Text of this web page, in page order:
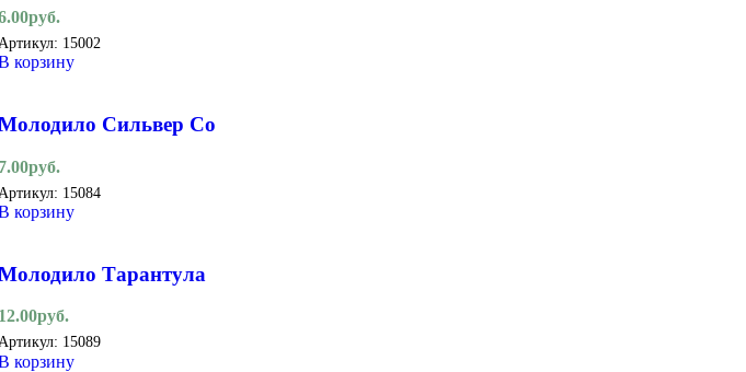
руб.
15002
корзину
Сильвер Со
руб.
15084
корзину
Тарантула
руб.
15089
корзину